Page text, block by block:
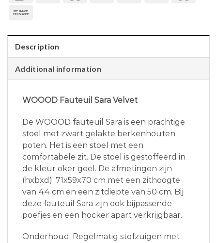
Description
Additional information
WOOOD Fauteuil Sara Velvet
De WOOOD fauteuil Sara is een prachtige
stoel met zwart gelakte berkenhouten
poten. Het is een stoel met een
comfortabele zit. De stoel is gestoffeerd in
de kleur oker geel. De afmetingen zijn
(hxbxd): 71x59x70 cm met een zithoogte
van 44 cm en een zitdiepte van 50 cm. Bij
deze fauteuil Sara zijn ook bijpassende
poefjes en een hocker apart verkrijgbaar.
Onderhoud: Regelmatig stofzuigen met